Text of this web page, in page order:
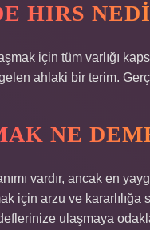
HIRS
için tüm varlığı
ahlaki bir terim.
NE
vardır, ancak en
için arzu ve
ulaşmaya